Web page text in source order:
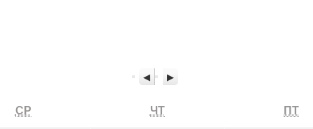
НазадВперед
СРСРЕДА ЧТЧЕТВЕРГ ПТ